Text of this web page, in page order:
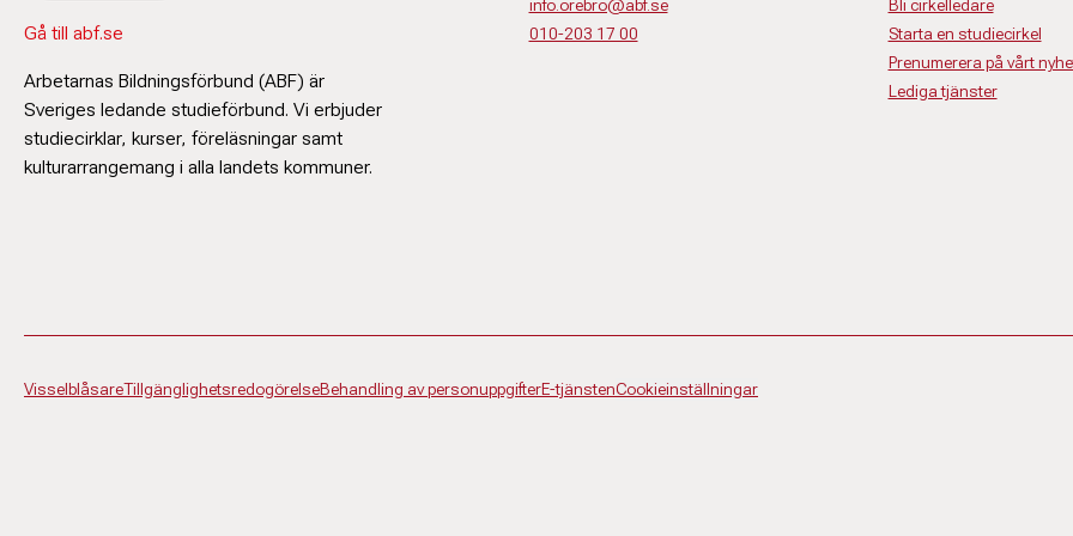
Gå till abf.se
Arbetarnas Bildningsförbund (ABF) är
Sveriges ledande studieförbund. Vi erbjuder
studiecirklar, kurser, föreläsningar samt
kulturarrangemang i alla landets kommuner.
info.orebro@abf.se
010-203 17 00
Bli cirkelledare
Starta en studiecirkel
Prenumerera på vårt
Lediga tjänster
VisselblåsareTillgänglighetsredogörelseBehandling av personuppgifterE-tjänstenCookieinställningar